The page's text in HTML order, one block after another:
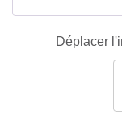
Déplacer